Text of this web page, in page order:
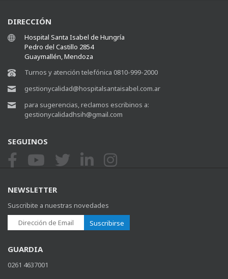
DIRECCIÓN
Hospital Santa Isabel de Hungría
Pedro del Castillo 2854
Guaymallén, Mendoza
Turnos y atención telefónica 0810-999-2000
gestionycalidad@hospitalsantaisabel.com.ar
para sugerencias, reclamos escribinos a:
gestionycalidadhsih@gmail.com
SEGUINOS
NEWSLETTER
Suscribite a nuestras novedades
Suscribirse
GUARDIA
0261 4637001